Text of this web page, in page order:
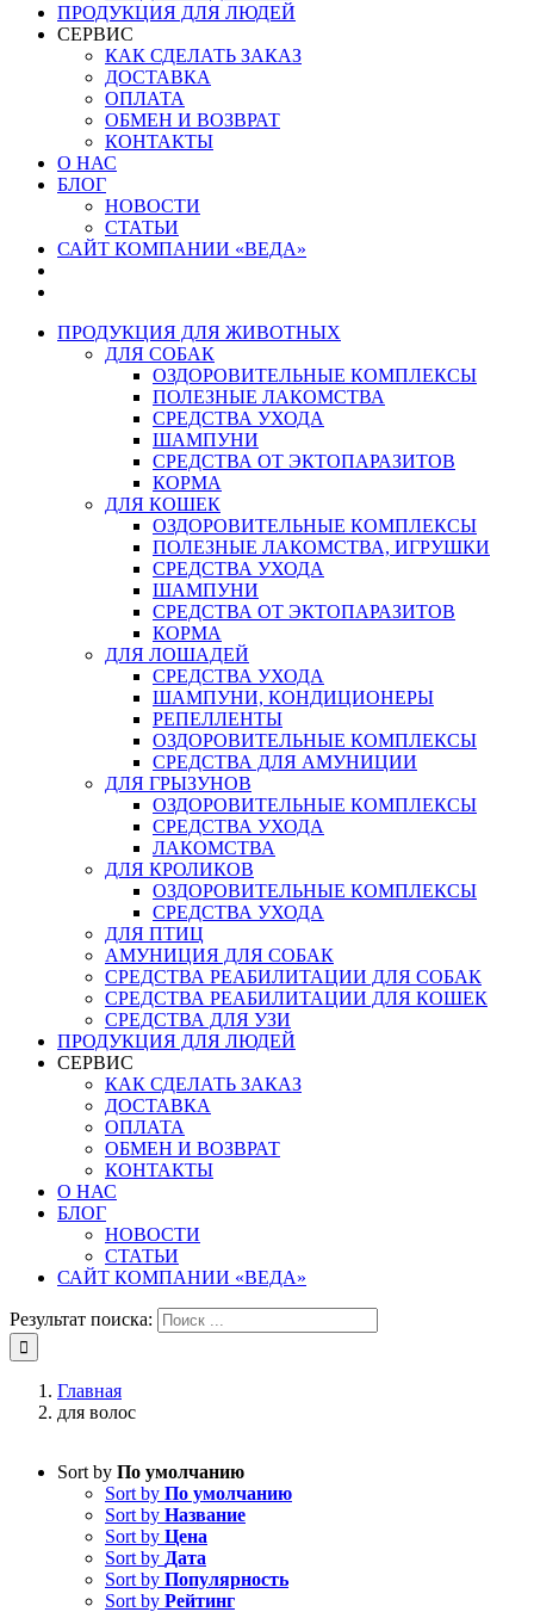
ПРОДУКЦИЯ ДЛЯ ЛЮДЕЙ
СЕРВИС
КАК СДЕЛАТЬ ЗАКАЗ
ДОСТАВКА
ОПЛАТА
ОБМЕН И ВОЗВРАТ
КОНТАКТЫ
О НАС
БЛОГ
НОВОСТИ
СТАТЬИ
САЙТ КОМПАНИИ «ВЕДА»
ПРОДУКЦИЯ ДЛЯ ЖИВОТНЫХ
ДЛЯ СОБАК
ОЗДОРОВИТЕЛЬНЫЕ КОМПЛЕКСЫ
ПОЛЕЗНЫЕ ЛАКОМСТВА
СРЕДСТВА УХОДА
ШАМПУНИ
СРЕДСТВА ОТ ЭКТОПАРАЗИТОВ
КОРМА
ДЛЯ КОШЕК
ОЗДОРОВИТЕЛЬНЫЕ КОМПЛЕКСЫ
ПОЛЕЗНЫЕ ЛАКОМСТВА, ИГРУШКИ
СРЕДСТВА УХОДА
ШАМПУНИ
СРЕДСТВА ОТ ЭКТОПАРАЗИТОВ
КОРМА
ДЛЯ ЛОШАДЕЙ
СРЕДСТВА УХОДА
ШАМПУНИ, КОНДИЦИОНЕРЫ
РЕПЕЛЛЕНТЫ
ОЗДОРОВИТЕЛЬНЫЕ КОМПЛЕКСЫ
СРЕДСТВА ДЛЯ АМУНИЦИИ
ДЛЯ ГРЫЗУНОВ
ОЗДОРОВИТЕЛЬНЫЕ КОМПЛЕКСЫ
СРЕДСТВА УХОДА
ЛАКОМСТВА
ДЛЯ КРОЛИКОВ
ОЗДОРОВИТЕЛЬНЫЕ КОМПЛЕКСЫ
СРЕДСТВА УХОДА
ДЛЯ ПТИЦ
АМУНИЦИЯ ДЛЯ СОБАК
СРЕДСТВА РЕАБИЛИТАЦИИ ДЛЯ СОБАК
СРЕДСТВА РЕАБИЛИТАЦИИ ДЛЯ КОШЕК
СРЕДСТВА ДЛЯ УЗИ
ПРОДУКЦИЯ ДЛЯ ЛЮДЕЙ
СЕРВИС
КАК СДЕЛАТЬ ЗАКАЗ
ДОСТАВКА
ОПЛАТА
ОБМЕН И ВОЗВРАТ
КОНТАКТЫ
О НАС
БЛОГ
НОВОСТИ
СТАТЬИ
САЙТ КОМПАНИИ «ВЕДА»
Результат поиска:
Главная
для волос
Sort by По умолчанию
Sort by По умолчанию
Sort by Название
Sort by Цена
Sort by Дата
Sort by Популярность
Sort by Рейтинг